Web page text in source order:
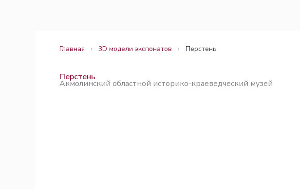
Главная › 3D модели экспонатов › Перстень
Перстень
Акмолинский областной историко-краеведческий музей